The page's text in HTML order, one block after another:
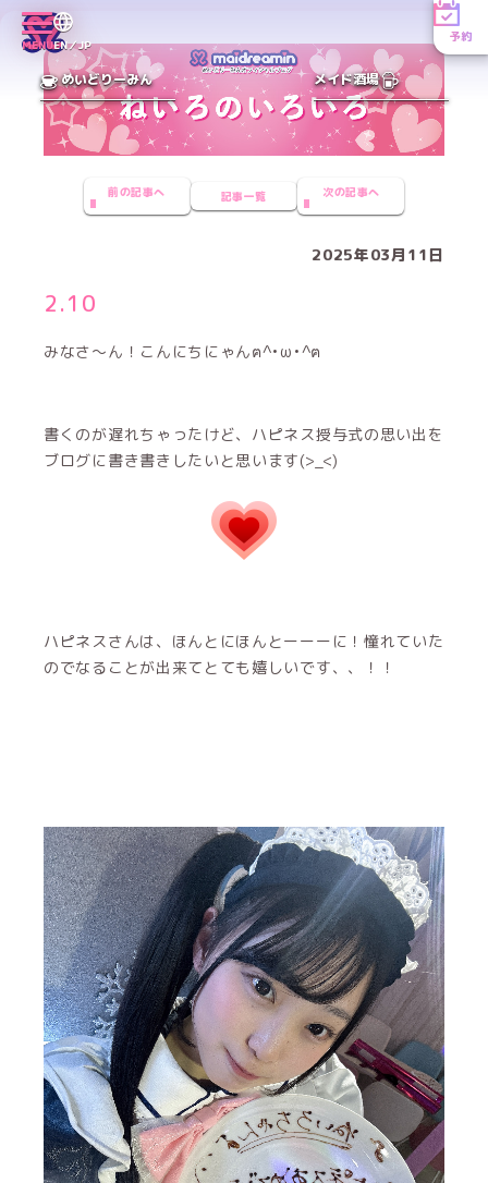
MENUEN／JP
予約
めいどりーみん メイド酒場
前の記事へ 記事一覧 次の記事へ
2025年03月11日
2.10
みなさ〜ん！こんにちにゃんฅ^•ω•^ฅ
書くのが遅れちゃったけど、ハピネス授与式の思い出を
ブログに書き書きしたいと思います(>_<)
ハピネスさんは、ほんとにほんとーーーに！憧れていた
のでなることが出来てとても嬉しいです、、！！